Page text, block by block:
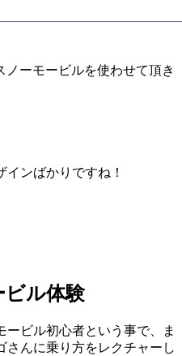
ーモービルを使わせて頂き
ンばかりですね！
ル体験
ビル初心者という事で、ま
さんに乗り方をレクチャーし